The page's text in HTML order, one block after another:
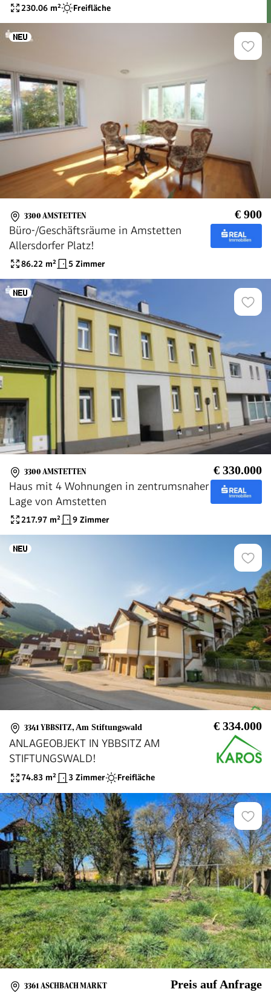
230.06 m² Freifläche
3300 AMSTETTEN € 900
Büro-/Geschäftsräume in Amstetten
Allersdorfer Platz!
86.22 m² 5 Zimmer
3300 AMSTETTEN € 330.000
Haus mit 4 Wohnungen in zentrumsnaher
Lage von Amstetten
217.97 m² 9 Zimmer
3341 YBBSITZ, Am Stiftungswald € 334.000
ANLAGEOBJEKT IN YBBSITZ AM
STIFTUNGSWALD!
74.83 m² 3 Zimmer Freifläche
3361 ASCHBACH MARKT Preis auf Anfrage